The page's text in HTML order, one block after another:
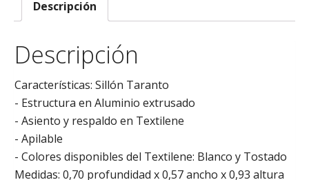
Descripción
Descripción
Características: Sillón Taranto
- Estructura en Aluminio extrusado
- Asiento y respaldo en Textilene
- Apilable
- Colores disponibles del Textilene: Blanco y Tostado
Medidas: 0,70 profundidad x 0,57 ancho x 0,93 altura